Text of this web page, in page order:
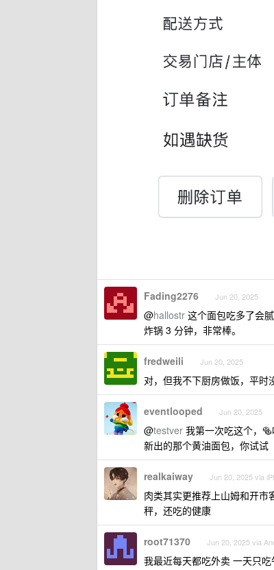
Fading2276 Jun 20, 2025
@hallostr 这个面包吃多了会
炸锅 3 分钟，非常棒。
fredweili Jun 20, 2025
对，但我不下厨房做饭，平时
eventlooped Jun 20, 2025
@testver 我第一次吃这个，
新出的那个黄油面包，你试试
realkaiway Jun 20, 2025 via
肉类其实更推荐上山姆和开
秤，还吃的健康
root71370 Jun 20, 2025 via
我最近每天都吃外卖 一天只